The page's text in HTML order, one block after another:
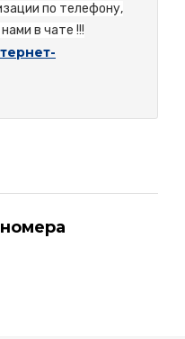
по телефону,
в чате !!!